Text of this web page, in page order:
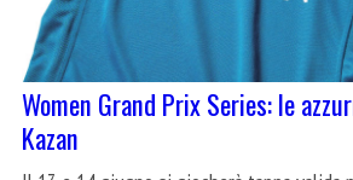
Women Grand Prix Series: le
Kazan